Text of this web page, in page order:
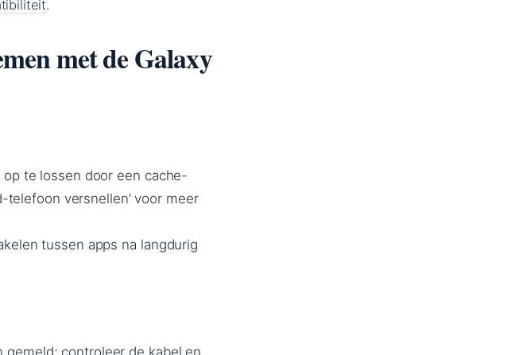
.
met de Galaxy
te lossen door een cache-
telefoon versnellen’ voor meer
tussen apps na langdurig